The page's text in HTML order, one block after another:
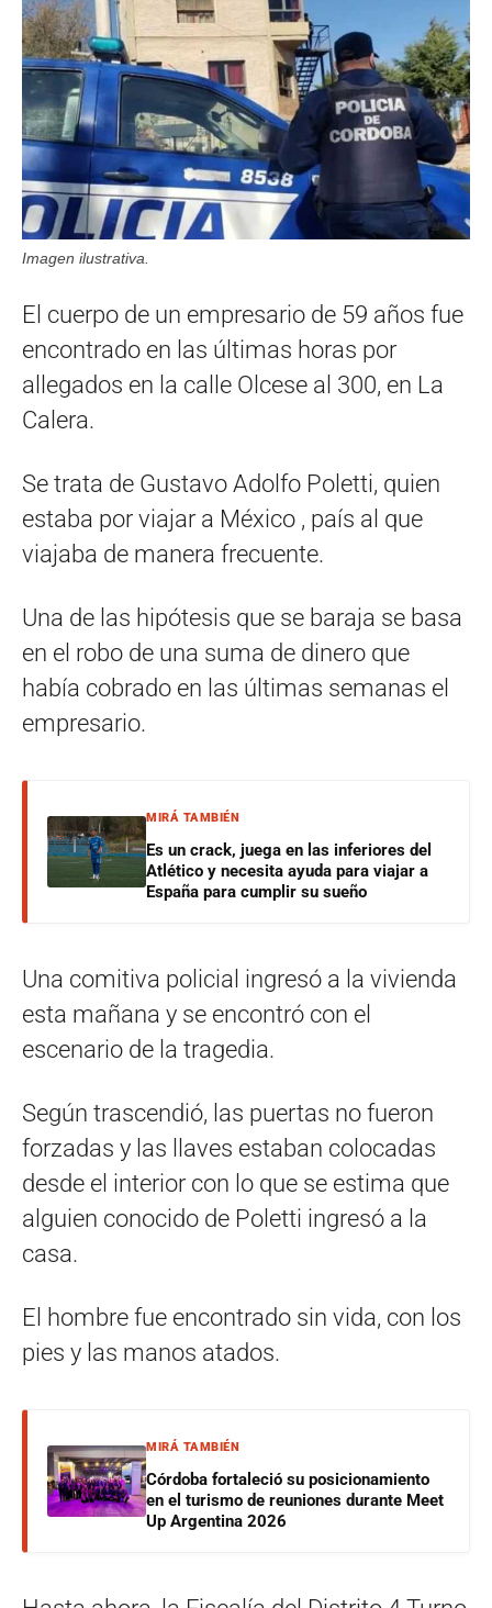
Imagen ilustrativa.
El cuerpo de un empresario de 59 años fue
encontrado en las últimas horas por
allegados en la calle Olcese al 300, en La
Calera.
Se trata de Gustavo Adolfo Poletti, quien
estaba por viajar a México , país al que
viajaba de manera frecuente.
Una de las hipótesis que se baraja se basa
en el robo de una suma de dinero que
había cobrado en las últimas semanas el
empresario.
MIRÁ TAMBIÉN
Es un crack, juega en las inferiores del
Atlético y necesita ayuda para viajar a
España para cumplir su sueño
Una comitiva policial ingresó a la vivienda
esta mañana y se encontró con el
escenario de la tragedia.
Según trascendió, las puertas no fueron
forzadas y las llaves estaban colocadas
desde el interior con lo que se estima que
alguien conocido de Poletti ingresó a la
casa.
El hombre fue encontrado sin vida, con los
pies y las manos atados.
MIRÁ TAMBIÉN
Córdoba fortaleció su posicionamiento
en el turismo de reuniones durante Meet
Up Argentina 2026